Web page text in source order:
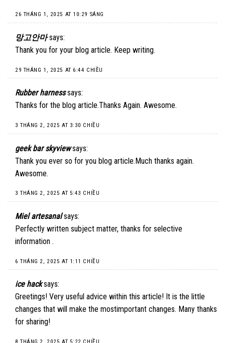
26 THÁNG 1, 2025 AT 10:29 SÁNG
망고안마 says:
Thank you for your blog article. Keep writing.
29 THÁNG 1, 2025 AT 6:44 CHIỀU
Rubber harness says:
Thanks for the blog article.Thanks Again. Awesome.
3 THÁNG 2, 2025 AT 3:30 CHIỀU
geek bar skyview says:
Thank you ever so for you blog article.Much thanks again.
Awesome.
3 THÁNG 2, 2025 AT 5:43 CHIỀU
Miel artesanal says:
Perfectly written subject matter, thanks for selective
information .
6 THÁNG 2, 2025 AT 1:11 CHIỀU
ice hack says:
Greetings! Very useful advice within this article! It is the little
changes that will make the mostimportant changes. Many thanks
for sharing!